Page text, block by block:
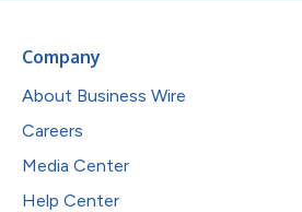
Company
About Business Wire
Careers
Media Center
Help Center